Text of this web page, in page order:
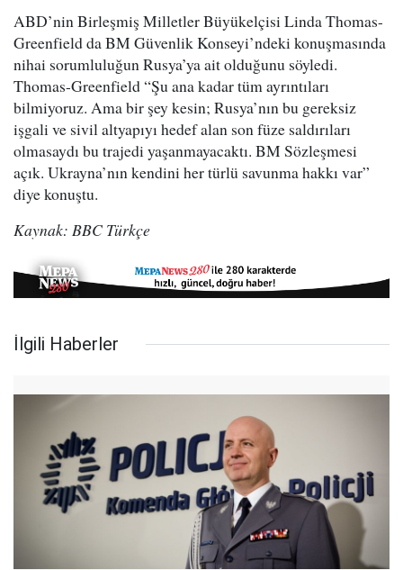
ABD’nin Birleşmiş Milletler Büyükelçisi Linda Thomas-
Greenfield da BM Güvenlik Konseyi’ndeki konuşmasında
nihai sorumluluğun Rusya’ya ait olduğunu söyledi.
Thomas-Greenfield “Şu ana kadar tüm ayrıntıları
bilmiyoruz. Ama bir şey kesin; Rusya’nın bu gereksiz
işgali ve sivil altyapıyı hedef alan son füze saldırıları
olmasaydı bu trajedi yaşanmayacaktı. BM Sözleşmesi
açık. Ukrayna’nın kendini her türlü savunma hakkı var”
diye konuştu.
Kaynak: BBC Türkçe
İlgili Haberler